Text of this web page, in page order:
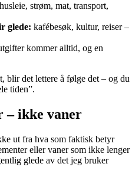
husleie, strøm, mat, transport,
glede: kafébesøk, kultur, reiser –
kommer alltid, og en
blir det lettere å følge det – og du
tiden”.
ikke vaner
ut fra hva som faktisk betyr
eller vaner som ikke lenger
glede av det jeg bruker